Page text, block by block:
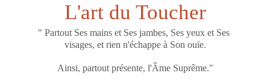
" Partout Ses mains et Ses jambes, Ses yeux et Ses
visages, et rien n'échappe à Son ouïe.
Ainsi, partout présente, l'Âme Suprême."
L'art du Toucher